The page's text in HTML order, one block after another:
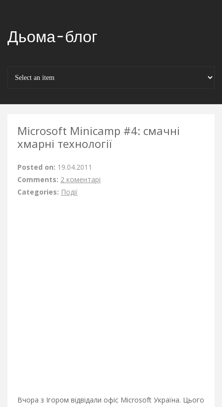
Дьома-блог
Microsoft Minicamp #4: смачні
хмарні технології
Posted on: 19.04.2011
Comments: 2 коментарі
Categories: Події
Вчора з Ігором відвідали офіс Microsoft Україна. Цього